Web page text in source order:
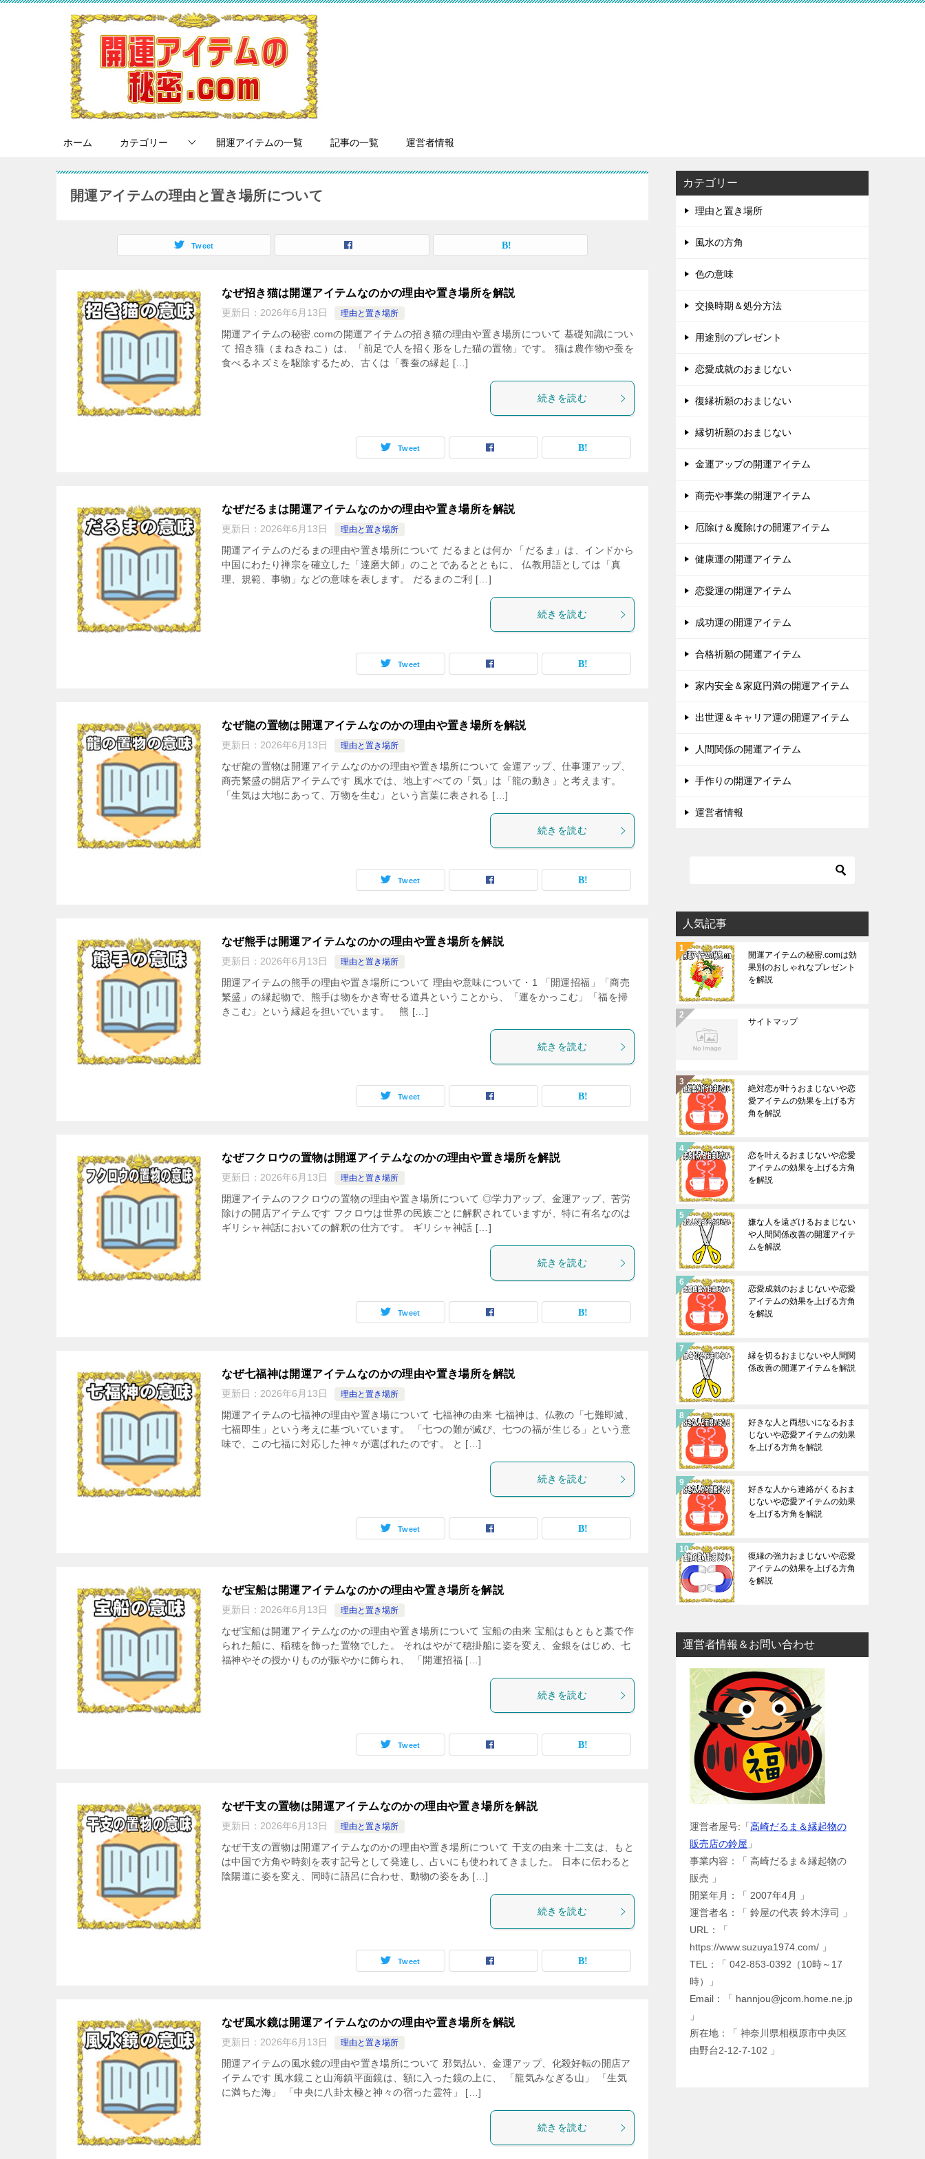
ホーム カテゴリー 開運アイテムの一覧 記事の一覧 運営者情報
開運アイテムの理由と置き場所について
Tweet
なぜ招き猫は開運アイテムなのかの理由や置き場所を解説
更新日： 2026年6月13日 理由と置き場所
開運アイテムの秘密.comの開運アイテムの招き猫の理由や置き場所について 基礎知識につい
て 招き猫（まねきねこ）は、「前足で人を招く形をした猫の置物」です。 猫は農作物や蚕を
食べるネズミを駆除するため、古くは「養蚕の縁起 […]
続きを読む
Tweet
なぜだるまは開運アイテムなのかの理由や置き場所を解説
更新日： 2026年6月13日 理由と置き場所
開運アイテムのだるまの理由や置き場所について だるまとは何か 「だるま」は、インドから
中国にわたり禅宗を確立した「達磨大師」のことであるとともに、 仏教用語としては「真
理、規範、事物」などの意味を表します。 だるまのご利 […]
続きを読む
Tweet
なぜ龍の置物は開運アイテムなのかの理由や置き場所を解説
更新日： 2026年6月13日 理由と置き場所
なぜ龍の置物は開運アイテムなのかの理由や置き場所について 金運アップ、仕事運アップ、
商売繁盛の開店アイテムです 風水では、地上すべての「気」は「龍の動き」と考えます。
「生気は大地にあって、万物を生む」という言葉に表される […]
続きを読む
Tweet
なぜ熊手は開運アイテムなのかの理由や置き場所を解説
更新日： 2026年6月13日 理由と置き場所
開運アイテムの熊手の理由や置き場所について 理由や意味について・1 「開運招福」「商売
繁盛」の縁起物で、熊手は物をかき寄せる道具ということから、「運をかっこむ」「福を掃
きこむ」という縁起を担いでいます。 熊 […]
続きを読む
Tweet
なぜフクロウの置物は開運アイテムなのかの理由や置き場所を解説
更新日： 2026年6月13日 理由と置き場所
開運アイテムのフクロウの置物の理由や置き場所について ◎学力アップ、金運アップ、苦労
除けの開店アイテムです フクロウは世界の民族ごとに解釈されていますが、特に有名なのは
ギリシャ神話においての解釈の仕方です。 ギリシャ神話 […]
続きを読む
Tweet
なぜ七福神は開運アイテムなのかの理由や置き場所を解説
更新日： 2026年6月13日 理由と置き場所
開運アイテムの七福神の理由や置き場について 七福神の由来 七福神は、仏教の「七難即滅、
七福即生」という考えに基づいています。 「七つの難が滅び、七つの福が生じる」という意
味で、この七福に対応した神々が選ばれたのです。 と […]
続きを読む
Tweet
なぜ宝船は開運アイテムなのかの理由や置き場所を解説
更新日： 2026年6月13日 理由と置き場所
なぜ宝船は開運アイテムなのかの理由や置き場所について 宝船の由来 宝船はもともと藁で作
られた船に、稲穂を飾った置物でした。 それはやがて穂掛船に姿を変え、金銀をはじめ、七
福神やその授かりものが賑やかに飾られ、 「開運招福 […]
続きを読む
Tweet
なぜ干支の置物は開運アイテムなのかの理由や置き場所を解説
更新日： 2026年6月13日 理由と置き場所
なぜ干支の置物は開運アイテムなのかの理由や置き場所について 干支の由来 十二支は、もと
は中国で方角や時刻を表す記号として発達し、占いにも使われてきました。 日本に伝わると
陰陽道に姿を変え、同時に語呂に合わせ、動物の姿をあ […]
続きを読む
Tweet
なぜ風水鏡は開運アイテムなのかの理由や置き場所を解説
更新日： 2026年6月13日 理由と置き場所
開運アイテムの風水鏡の理由や置き場所について 邪気払い、金運アップ、化殺好転の開店ア
イテムです 風水鏡こと山海鎮平面鏡は、額に入った鏡の上に、 「龍気みなぎる山」 「生気
に満ちた海」 「中央に八卦太極と神々の宿った霊符」 […]
続きを読む
カテゴリー
理由と置き場所
風水の方角
色の意味
交換時期＆処分方法
用途別のプレゼント
恋愛成就のおまじない
復縁祈願のおまじない
縁切祈願のおまじない
金運アップの開運アイテム
商売や事業の開運アイテム
厄除け＆魔除けの開運アイテム
健康運の開運アイテム
恋愛運の開運アイテム
成功運の開運アイテム
合格祈願の開運アイテム
家内安全＆家庭円満の開運アイテム
出世運＆キャリア運の開運アイテム
人間関係の開運アイテム
手作りの開運アイテム
運営者情報
人気記事
開運アイテムの秘密.comは効
果別のおしゃれなプレゼント
を解説
サイトマップ
絶対恋が叶うおまじないや恋
愛アイテムの効果を上げる方
角を解説
恋を叶えるおまじないや恋愛
アイテムの効果を上げる方角
を解説
嫌な人を遠ざけるおまじない
や人間関係改善の開運アイテ
ムを解説
恋愛成就のおまじないや恋愛
アイテムの効果を上げる方角
を解説
縁を切るおまじないや人間関
係改善の開運アイテムを解説
好きな人と両想いになるおま
じないや恋愛アイテムの効果
を上げる方角を解説
好きな人から連絡がくるおま
じないや恋愛アイテムの効果
を上げる方角を解説
復縁の強力おまじないや恋愛
アイテムの効果を上げる方角
を解説
運営者情報＆お問い合わせ
運営者屋号:「 高崎だるま＆縁起物の
販売店の鈴屋 」
事業内容：「 高崎だるま＆縁起物の
販売 」
開業年月：「 2007年4月 」
運営者名：「 鈴屋の代表 鈴木淳司 」
URL：「
https://www.suzuya1974.com/ 」
TEL：「 042-853-0392（10時～17
時）」
Email：「 hannjou@jcom.home.ne.jp
」
所在地：「 神奈川県相模原市中央区
由野台2-12-7-102 」